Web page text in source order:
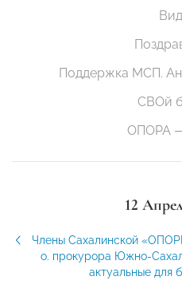
Поддержка МСП.
СВОй
ОПОРА
12
Члены Сахалинской
о. прокурора Южно-
актуальные для